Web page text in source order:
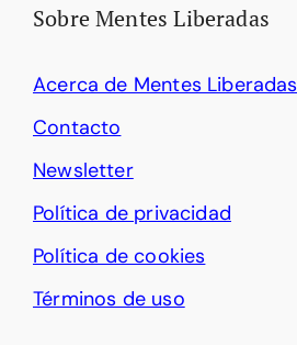
Sobre Mentes Liberadas
Acerca de Mentes Liberadas
Contacto
Newsletter
Política de privacidad
Política de cookies
Términos de uso